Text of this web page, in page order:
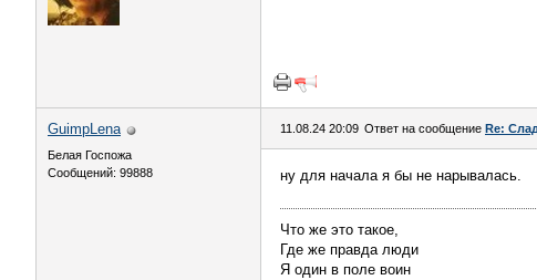
GuimpLena
Белая Госпожа
Сообщений: 99888
11.08.24 20:09 Ответ на сообщение Re:
ну для начала я бы не нарывалась.
Что же это такое,
Где же правда люди
Я один в поле воин